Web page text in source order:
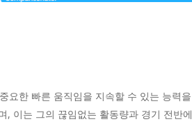
요한 빠른 움직임을 지속할 수 있는 능력을
, 이는 그의 끊임없는 활동량과 경기 전반에